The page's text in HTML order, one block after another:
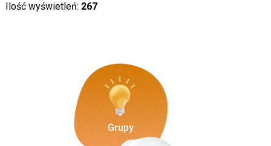
Ilość wyświetleń: 267
Grupy